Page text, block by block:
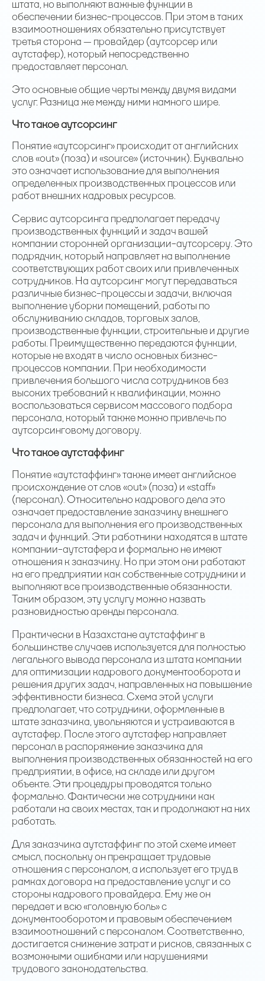
штата, но выполняют важные функции в
обеспечении бизнес-процессов. При этом в таких
взаимоотношениях обязательно присутствует
третья сторона — провайдер (аутсорсер или
аутстафер), который непосредственно
предоставляет персонал.
Это основные общие черты между двумя видами
услуг. Разница же между ними намного шире.
Что такое аутсорсинг
Понятие «аутсорсинг» происходит от английских
слов «out» (поза) и «source» (источник). Буквально
это означает использование для выполнения
определенных производственных процессов или
работ внешних кадровых ресурсов.
Сервис аутсорсинга предполагает передачу
производственных функций и задач вашей
компании сторонней организации-аутсорсеру. Это
подрядчик, который направляет на выполнение
соответствующих работ своих или привлеченных
сотрудников. На аутсорсинг могут передаваться
различные бизнес-процессы и задачи, включая
выполнение уборки помещений, работы по
обслуживанию складов, торговых залов,
производственные функции, строительные и другие
работы. Преимущественно передаются функции,
которые не входят в число основных бизнес-
процессов компании. При необходимости
привлечения большого числа сотрудников без
высоких требований к квалификации, можно
воспользоваться сервисом массового подбора
персонала, который также можно привлечь по
аутсорсинговому договору.
Что такое аутстаффинг
Понятие «аутстаффинг» также имеет английское
происхождение от слов «out» (поза) и «staff»
(персонал). Относительно кадрового дела это
означает предоставление заказчику внешнего
персонала для выполнения его производственных
задач и функций. Эти работники находятся в штате
компании-аутстафера и формально не имеют
отношения к заказчику. Но при этом они работают
на его предприятии как собственные сотрудники и
выполняют все производственные обязанности.
Таким образом, эту услугу можно назвать
разновидностью аренды персонала.
Практически в Казахстане аутстаффинг в
большинстве случаев используется для полностью
легального вывода персонала из штата компании
для оптимизации кадрового документооборота и
решения других задач, направленных на повышение
эффективности бизнеса. Схема этой услуги
предполагает, что сотрудники, оформленные в
штате заказчика, увольняются и устраиваются в
аутстафер. После этого аутстафер направляет
персонал в распоряжение заказчика для
выполнения производственных обязанностей на его
предприятии, в офисе, на складе или другом
объекте. Эти процедуры проводятся только
формально. Фактически же сотрудники как
работали на своих местах, так и продолжают на них
работать.
Для заказчика аутстаффинг по этой схеме имеет
смысл, поскольку он прекращает трудовые
отношения с персоналом, а использует его труд в
рамках договора на предоставление услуг и со
стороны кадрового провайдера. Ему же он
передает и всю «головную боль» с
документооборотом и правовым обеспечением
взаимоотношений с персоналом. Соответственно,
достигается снижение затрат и рисков, связанных с
возможными ошибками или нарушениями
трудового законодательства.